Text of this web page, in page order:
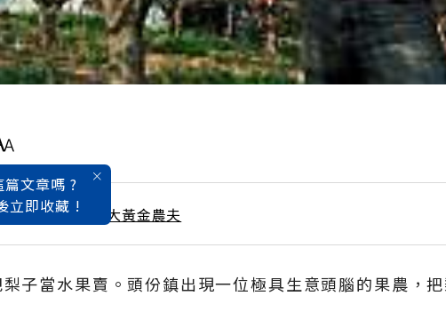
篇文章嗎 ?
立即收藏 !
/ 2月號雜誌 百大黃金農夫
子當水果賣。頭份鎮出現一位極具生意頭腦的果農，